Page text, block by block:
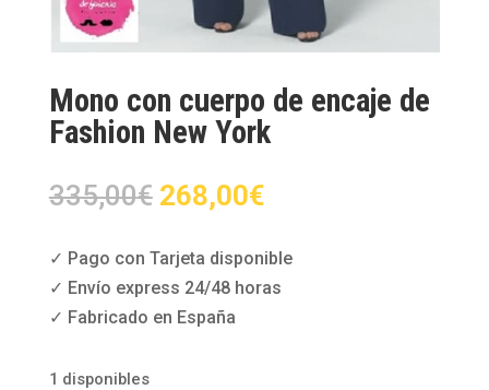
Mono con cuerpo de encaje de
Fashion New York
335,00€ El
original
era:
335,00€.
268,00€El
actual
es:
✓ Pago con Tarjeta disponible
✓ Envío express 24/48 horas
✓ Fabricado en España
1 disponibles